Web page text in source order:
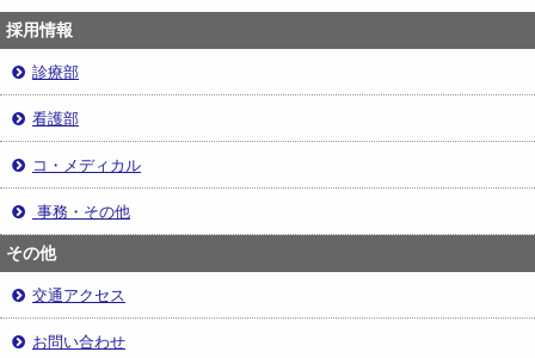
採用情報
診療部
看護部
コ・メディカル
事務・その他
その他
交通アクセス
お問い合わせ